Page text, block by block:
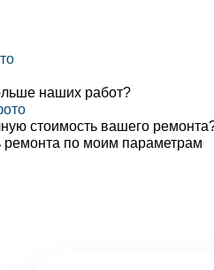
наших работ?
стоимость вашего
ремонта по моим параметрам